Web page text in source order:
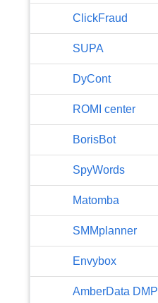
​ClickFraud
SUPA
DyCont
ROMI center
BorisBot
SpyWords
Matomba
SMMplanner
Envybox
AmberData DMP